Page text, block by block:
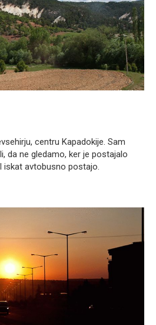
centru Kapadokije. Sam
da ne gledamo, ker je postajalo
iskat avtobusno postajo.